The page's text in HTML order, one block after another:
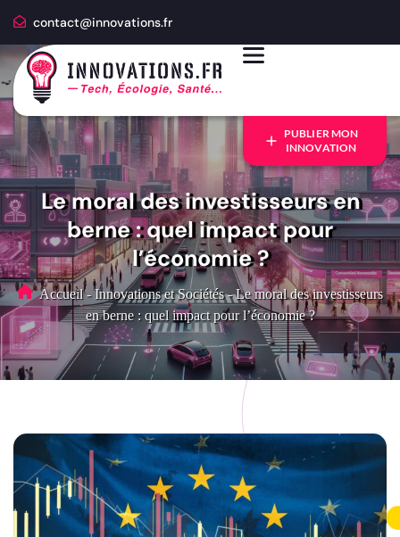
contact@innovations.fr
PUBLIER MON
INNOVATION
Le moral des investisseurs en
berne : quel impact pour
l’économie ?
Accueil - Innovations et Sociétés - Le moral des investisseurs
en berne : quel impact pour l’économie ?